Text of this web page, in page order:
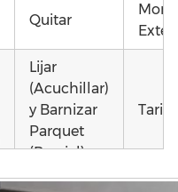
Quitar
Lijar
(Acuchillar)
y Barnizar
Parquet
(Parcial)